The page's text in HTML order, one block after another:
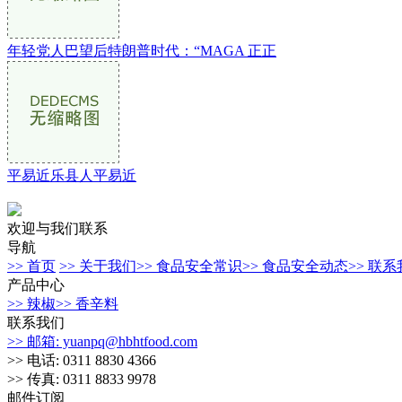
年轻党人巴望后特朗普时代：“MAGA 正正
平易近乐县人平易近
欢迎与我们联系
导航
>> 首页 >> 关于我们>> 食品安全常识>> 食品安全动态>> 联系
产品中心
>> 辣椒>> 香辛料
联系我们
>> 邮箱: yuanpq@hbhtfood.com
>> 电话: 0311 8830 4366
>> 传真: 0311 8833 9978
邮件订阅